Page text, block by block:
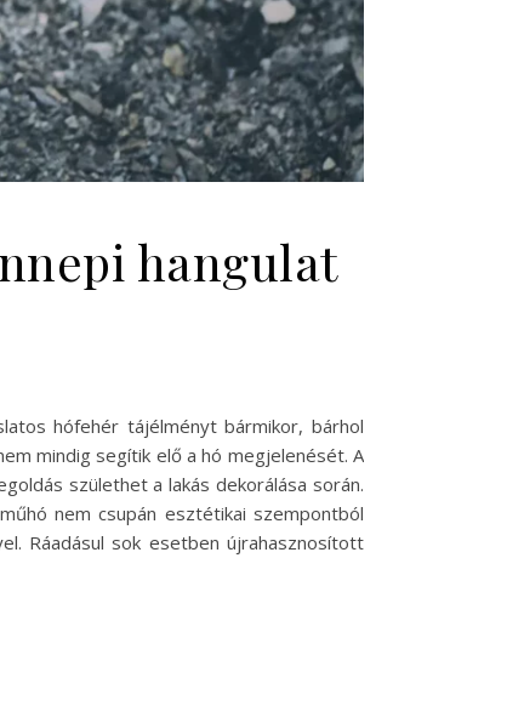
hangulat
hófehér tájélményt bármikor, bárhol
mindig segítik elő a hó megjelenését. A
születhet a lakás dekorálása során.
nem csupán esztétikai szempontból
Ráadásul sok esetben újrahasznosított